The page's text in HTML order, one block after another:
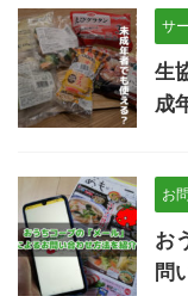
サ
生
成
お
お
問